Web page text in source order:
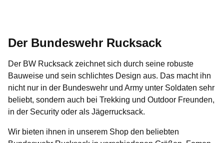
Der Bundeswehr Rucksack
Der BW Rucksack zeichnet sich durch seine robuste
Bauweise und sein schlichtes Design aus. Das macht ihn
nicht nur in der Bundeswehr und Army unter Soldaten sehr
beliebt, sondern auch bei Trekking und Outdoor Freunden,
in der Security oder als Jägerrucksack.
Wir bieten ihnen in unserem Shop den beliebten